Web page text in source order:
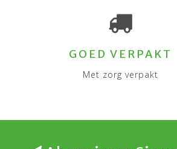
GOED VERPAKT
Met zorg verpakt